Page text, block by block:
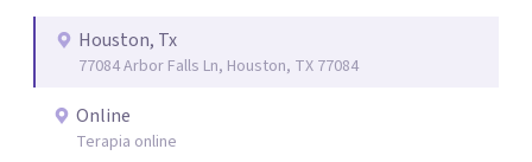
Houston, Tx
77084 Arbor Falls Ln, Houston, TX 77084
Online
Terapia online